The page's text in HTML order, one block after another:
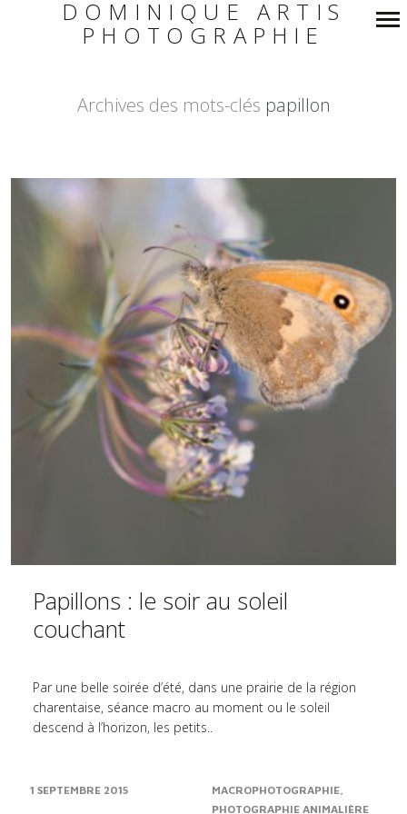
Navigation
DOMINIQUE ARTIS
PHOTOGRAPHIE
Archives des mots-clés papillon
Papillons : le soir au soleil
couchant
Par une belle soirée d’été, dans une prairie de la région
charentaise, séance macro au moment ou le soleil
descend à l’horizon, les petits..
1 SEPTEMBRE 2015
MACROPHOTOGRAPHIE
PHOTOGRAPHIE ANIMALIÈRE